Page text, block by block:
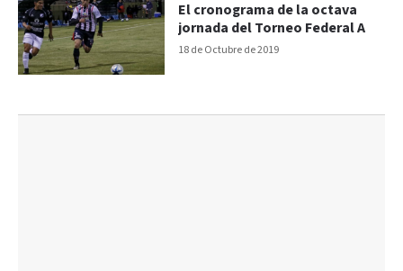
18 de Octubre de 2019
El cronograma de la octava
jornada del Torneo Federal A